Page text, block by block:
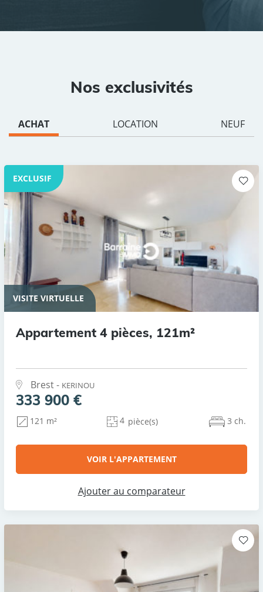
Nos exclusivités
ACHAT LOCATION NEUF
EXCLUSIF
VISITE VIRTUELLE
Appartement 4 pièces, 121m²
Brest - KERINOU
333 900 €
121 m² 4 pièce(s) 3 ch.
VOIR L'APPARTEMENT
Ajouter au comparateur